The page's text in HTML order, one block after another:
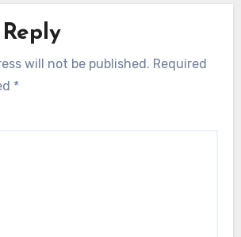
will not be published. Required
*